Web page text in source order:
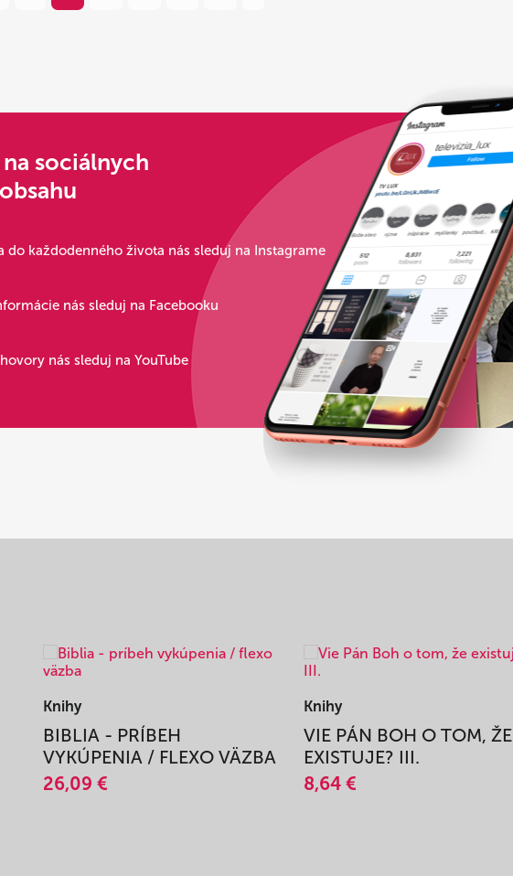
sociálnych
do každodenného života nás sleduj na Instagrame
nás sleduj na Facebooku
nás sleduj na YouTube
Knihy
BIBLIA - PRÍBEH
VYKÚPENIA / FLEXO VÄZBA
26,09 €
Knihy
VIE PÁN BOH O TOM, ŽE
EXISTUJE? III.
8,64 €